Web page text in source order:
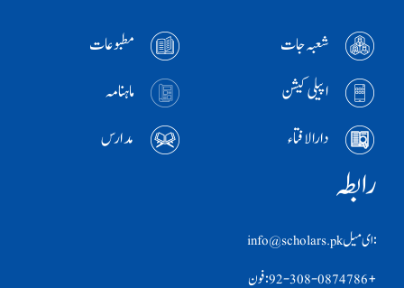
شعبہ جات
مطبوعات
اپیلی کیشن
ماہنامہ
دارالافتاء
مدارس
رابطہ
:ای ميل info@scholars.pk
+92-308-0874786 :فون